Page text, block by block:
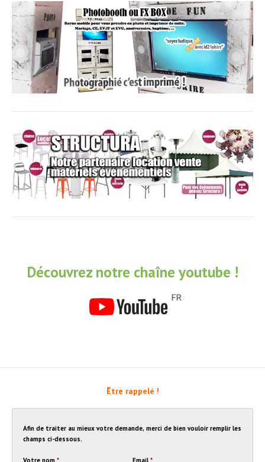
Découvrez notre chaîne youtube !
Être rappelé !
Afin de traiter au mieux votre demande, merci de bien vouloir remplir les
champs ci-dessous.
Votre nom * Email *